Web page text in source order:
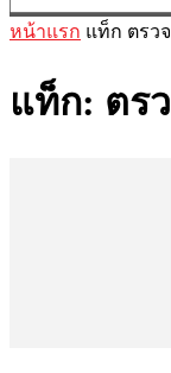
หน้าแรก แท็ก ตรว
แท็ก: ตร